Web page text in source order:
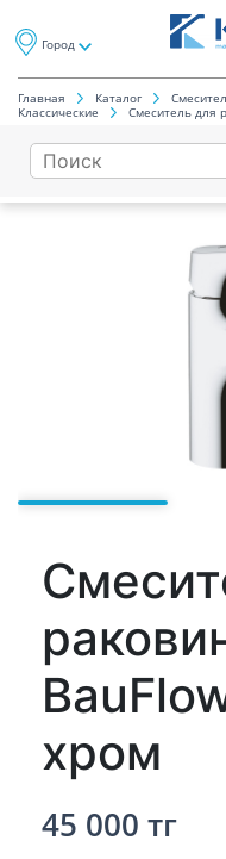
Город
Главная Каталог
Классические
Смеситель для
хром
45 000 тг